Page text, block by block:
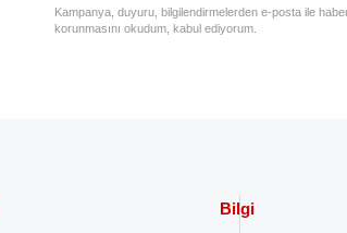
Kampanya, duyuru, bilgilendirmelerden e-posta ile
korunmasını okudum, kabul ediyorum.
Bilgi